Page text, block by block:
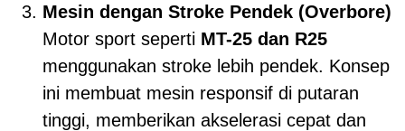
Mesin dengan Stroke Pendek (Overbore)
Motor sport seperti MT-25 dan R25
menggunakan stroke lebih pendek. Konsep
ini membuat mesin responsif di putaran
tinggi, memberikan akselerasi cepat dan